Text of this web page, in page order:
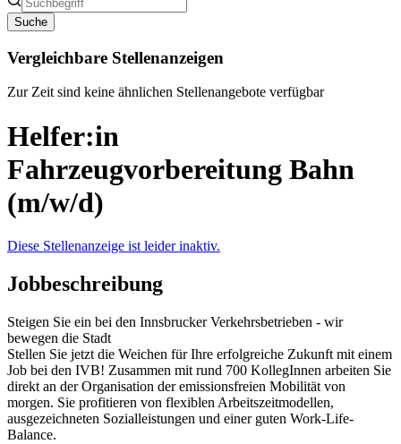
Suche
Vergleichbare Stellenanzeigen
Zur Zeit sind keine ähnlichen Stellenangebote verfügbar
Helfer:in
Fahrzeugvorbereitung Bahn
(m/w/d)
Diese Stellenanzeige ist leider inaktiv.
Jobbeschreibung
Steigen Sie ein bei den Innsbrucker Verkehrsbetrieben - wir
bewegen die Stadt
Stellen Sie jetzt die Weichen für Ihre erfolgreiche Zukunft mit einem
Job bei den IVB! Zusammen mit rund 700 KollegInnen arbeiten Sie
direkt an der Organisation der emissionsfreien Mobilität von
morgen. Sie profitieren von flexiblen Arbeitszeitmodellen,
ausgezeichneten Sozialleistungen und einer guten Work-Life-
Balance.